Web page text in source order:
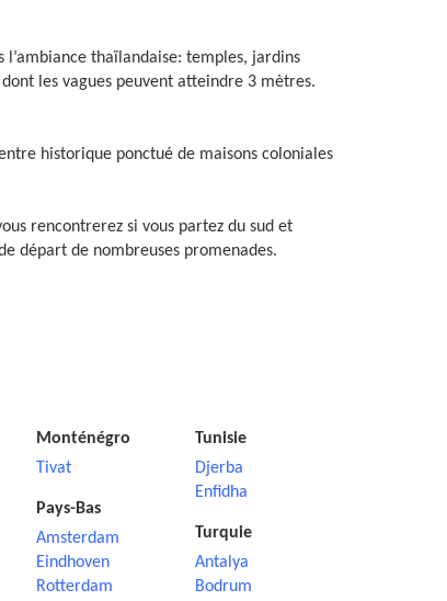
l’ambiance thaïlandaise: temples, jardins
les vagues peuvent atteindre 3 mètres.
historique ponctué de maisons coloniales
rencontrerez si vous partez du sud et
départ de nombreuses promenades.
Monténégro
Tivat
Pays-Bas
Amsterdam
Eindhoven
Rotterdam
Tunisie
Djerba
Enfidha
Turquie
Antalya
Bodrum